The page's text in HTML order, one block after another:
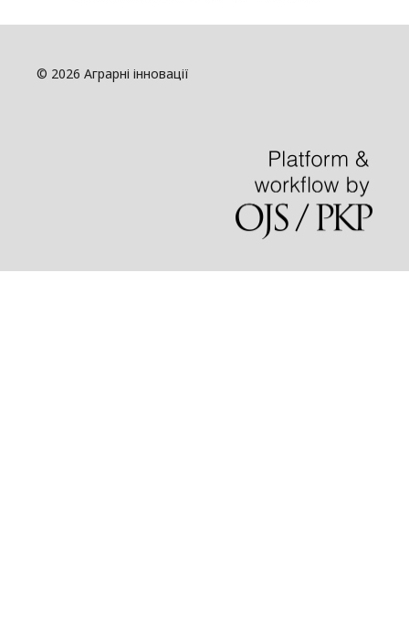
© 2026 Аграрні інновації